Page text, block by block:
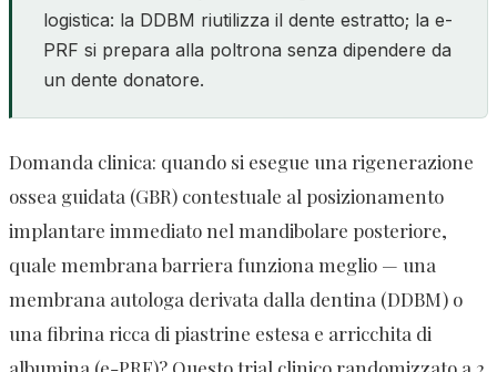
logistica: la DDBM riutilizza il dente estratto; la e-
PRF si prepara alla poltrona senza dipendere da
un dente donatore.
Domanda clinica: quando si esegue una rigenerazione
ossea guidata (GBR) contestuale al posizionamento
implantare immediato nel mandibolare posteriore,
quale membrana barriera funziona meglio — una
membrana autologa derivata dalla dentina (DDBM) o
una fibrina ricca di piastrine estesa e arricchita di